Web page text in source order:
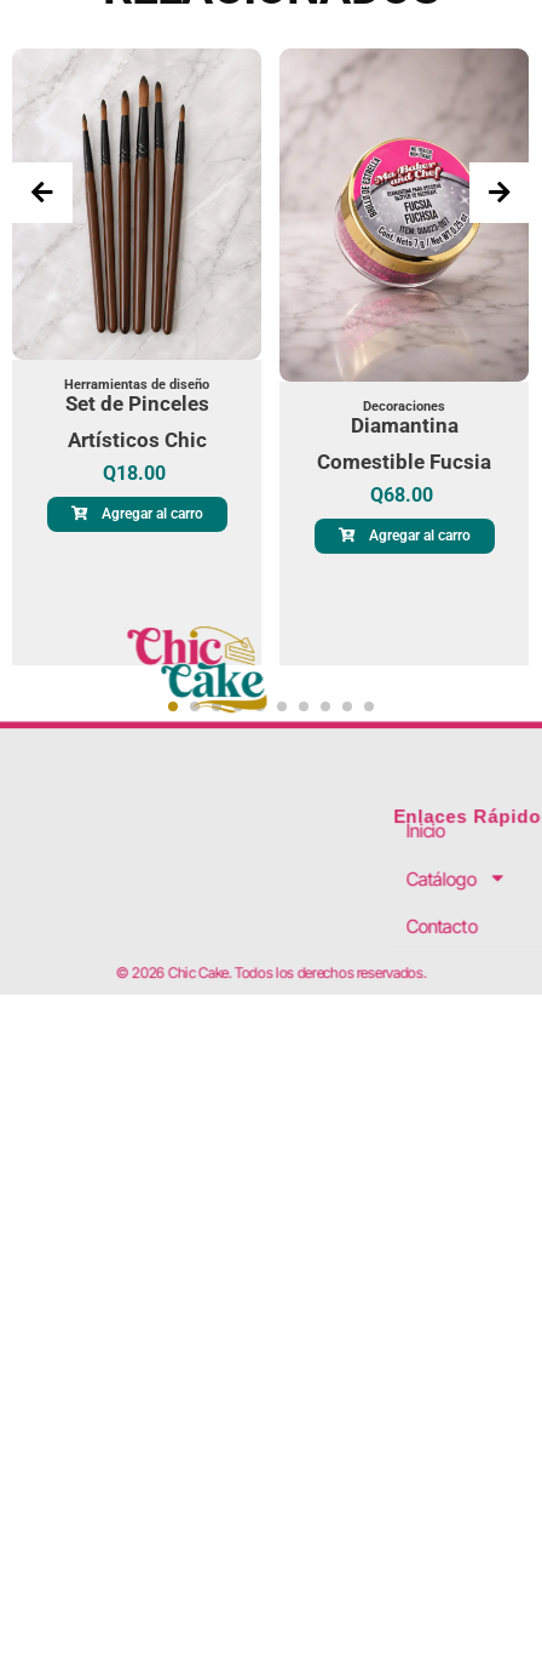
Herramientas de diseño
Set de Pinceles
Artísticos Chic
Q18.00
Agregar al carro
Decoraciones
Diamantina
Comestible Fucsia
Q68.00
Agregar al carro
Enlaces
Inicio
Catálogo
Contacto
© 2026 Chic Cake. Todos los derechos reservados.